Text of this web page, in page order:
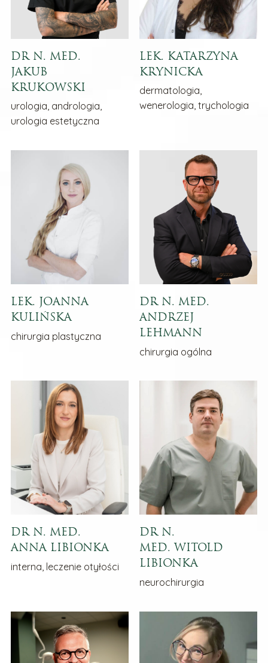
DR N. MED.
JAKUB
KRUKOWSKI
urologia, andrologia,
urologia estetyczna
LEK. KATARZYNA
KRYNICKA
dermatologia,
wenerologia, trychologia
LEK. JOANNA
KULIŃSKA
chirurgia plastyczna
DR N. MED.
ANDRZEJ
LEHMANN
chirurgia ogólna
DR N. MED.
ANNA LIBIONKA
interna, leczenie otyłości
DR N.
MED. WITOLD
LIBIONKA
neurochirurgia